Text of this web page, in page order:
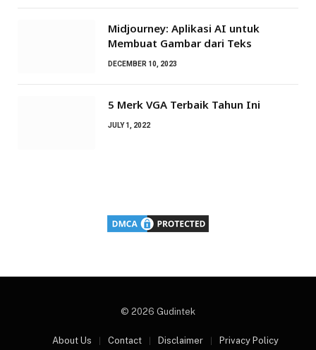
Midjourney: Aplikasi AI untuk
Membuat Gambar dari Teks
DECEMBER 10, 2023
5 Merk VGA Terbaik Tahun Ini
JULY 1, 2022
© 2026 Gudintek
About Us Contact Disclaimer Privacy Policy